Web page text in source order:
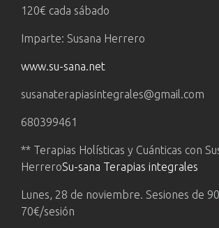
120€ cada sábado
Imparte: Susana Herrero
www.su-sana.net
susanaterapiasintegrales@gmail.com
680399461
** Terapias Holísticas y Cuánticas con
HerreroSu-sana Terapias integrales
Lunes, 28 de noviembre. Sesiones de
70€/sesión